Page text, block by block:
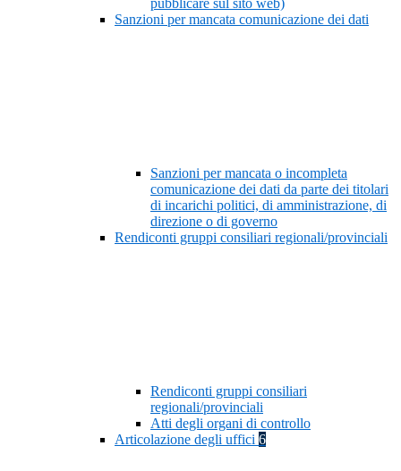
pubblicare sul sito web)
Sanzioni per mancata comunicazione dei dati
Sanzioni per mancata o incompleta
comunicazione dei dati da parte dei titolari
di incarichi politici, di amministrazione, di
direzione o di governo
Rendiconti gruppi consiliari regionali/provinciali
Rendiconti gruppi consiliari
regionali/provinciali
Atti degli organi di controllo
Articolazione degli uffici 6